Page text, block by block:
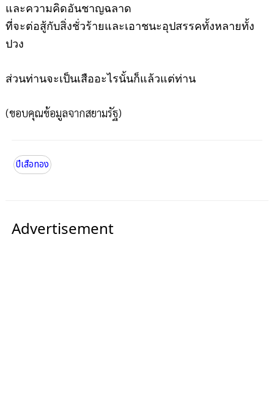
และความคิดอันชาญฉลาด
ที่จะต่อสู้กับสิ่งชั่วร้ายและเอาชนะอุปสรรคทั้งหลายทั้ง
ปวง
ส่วนท่านจะเป็นเสืออะไรนั้นก็แล้วแต่ท่าน
(ขอบคุณข้อมูลจากสยามรัฐ)
ปีเสือทอง
Advertisement